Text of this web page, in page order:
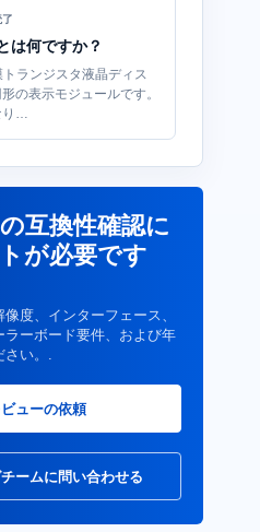
は何ですか？
ランジスタ液晶ディス
の表示モジュールです。
り…
互換性確認に
が必要です
度、インターフェース、
ーボード要件、および年
い。.
ューの依頼
ームに問い合わせる